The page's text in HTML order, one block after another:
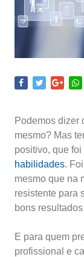
Podemos dizer
mesmo? Mas
positivo, que foi
habilidades.
mesmo que na
resistente para
bons resultados.
E para quem
profissional e